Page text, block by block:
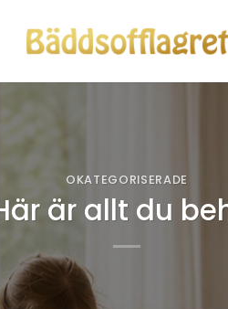
OKATEGORISERADE
är allt du